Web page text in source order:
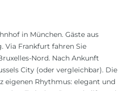
in München. Gäste aus
Via Frankfurt fahren Sie
Nord. Nach Ankunft
City (oder vergleichbar). Die
Rhythmus: elegant und